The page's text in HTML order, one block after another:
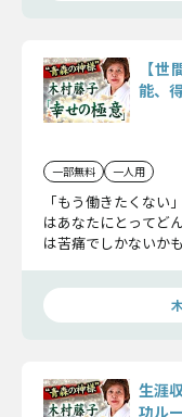
【
能、
一部無料 一人用
「もう働きたくな
はあなたにとってど
は苦痛でしかないか
してください！
生涯
功ル